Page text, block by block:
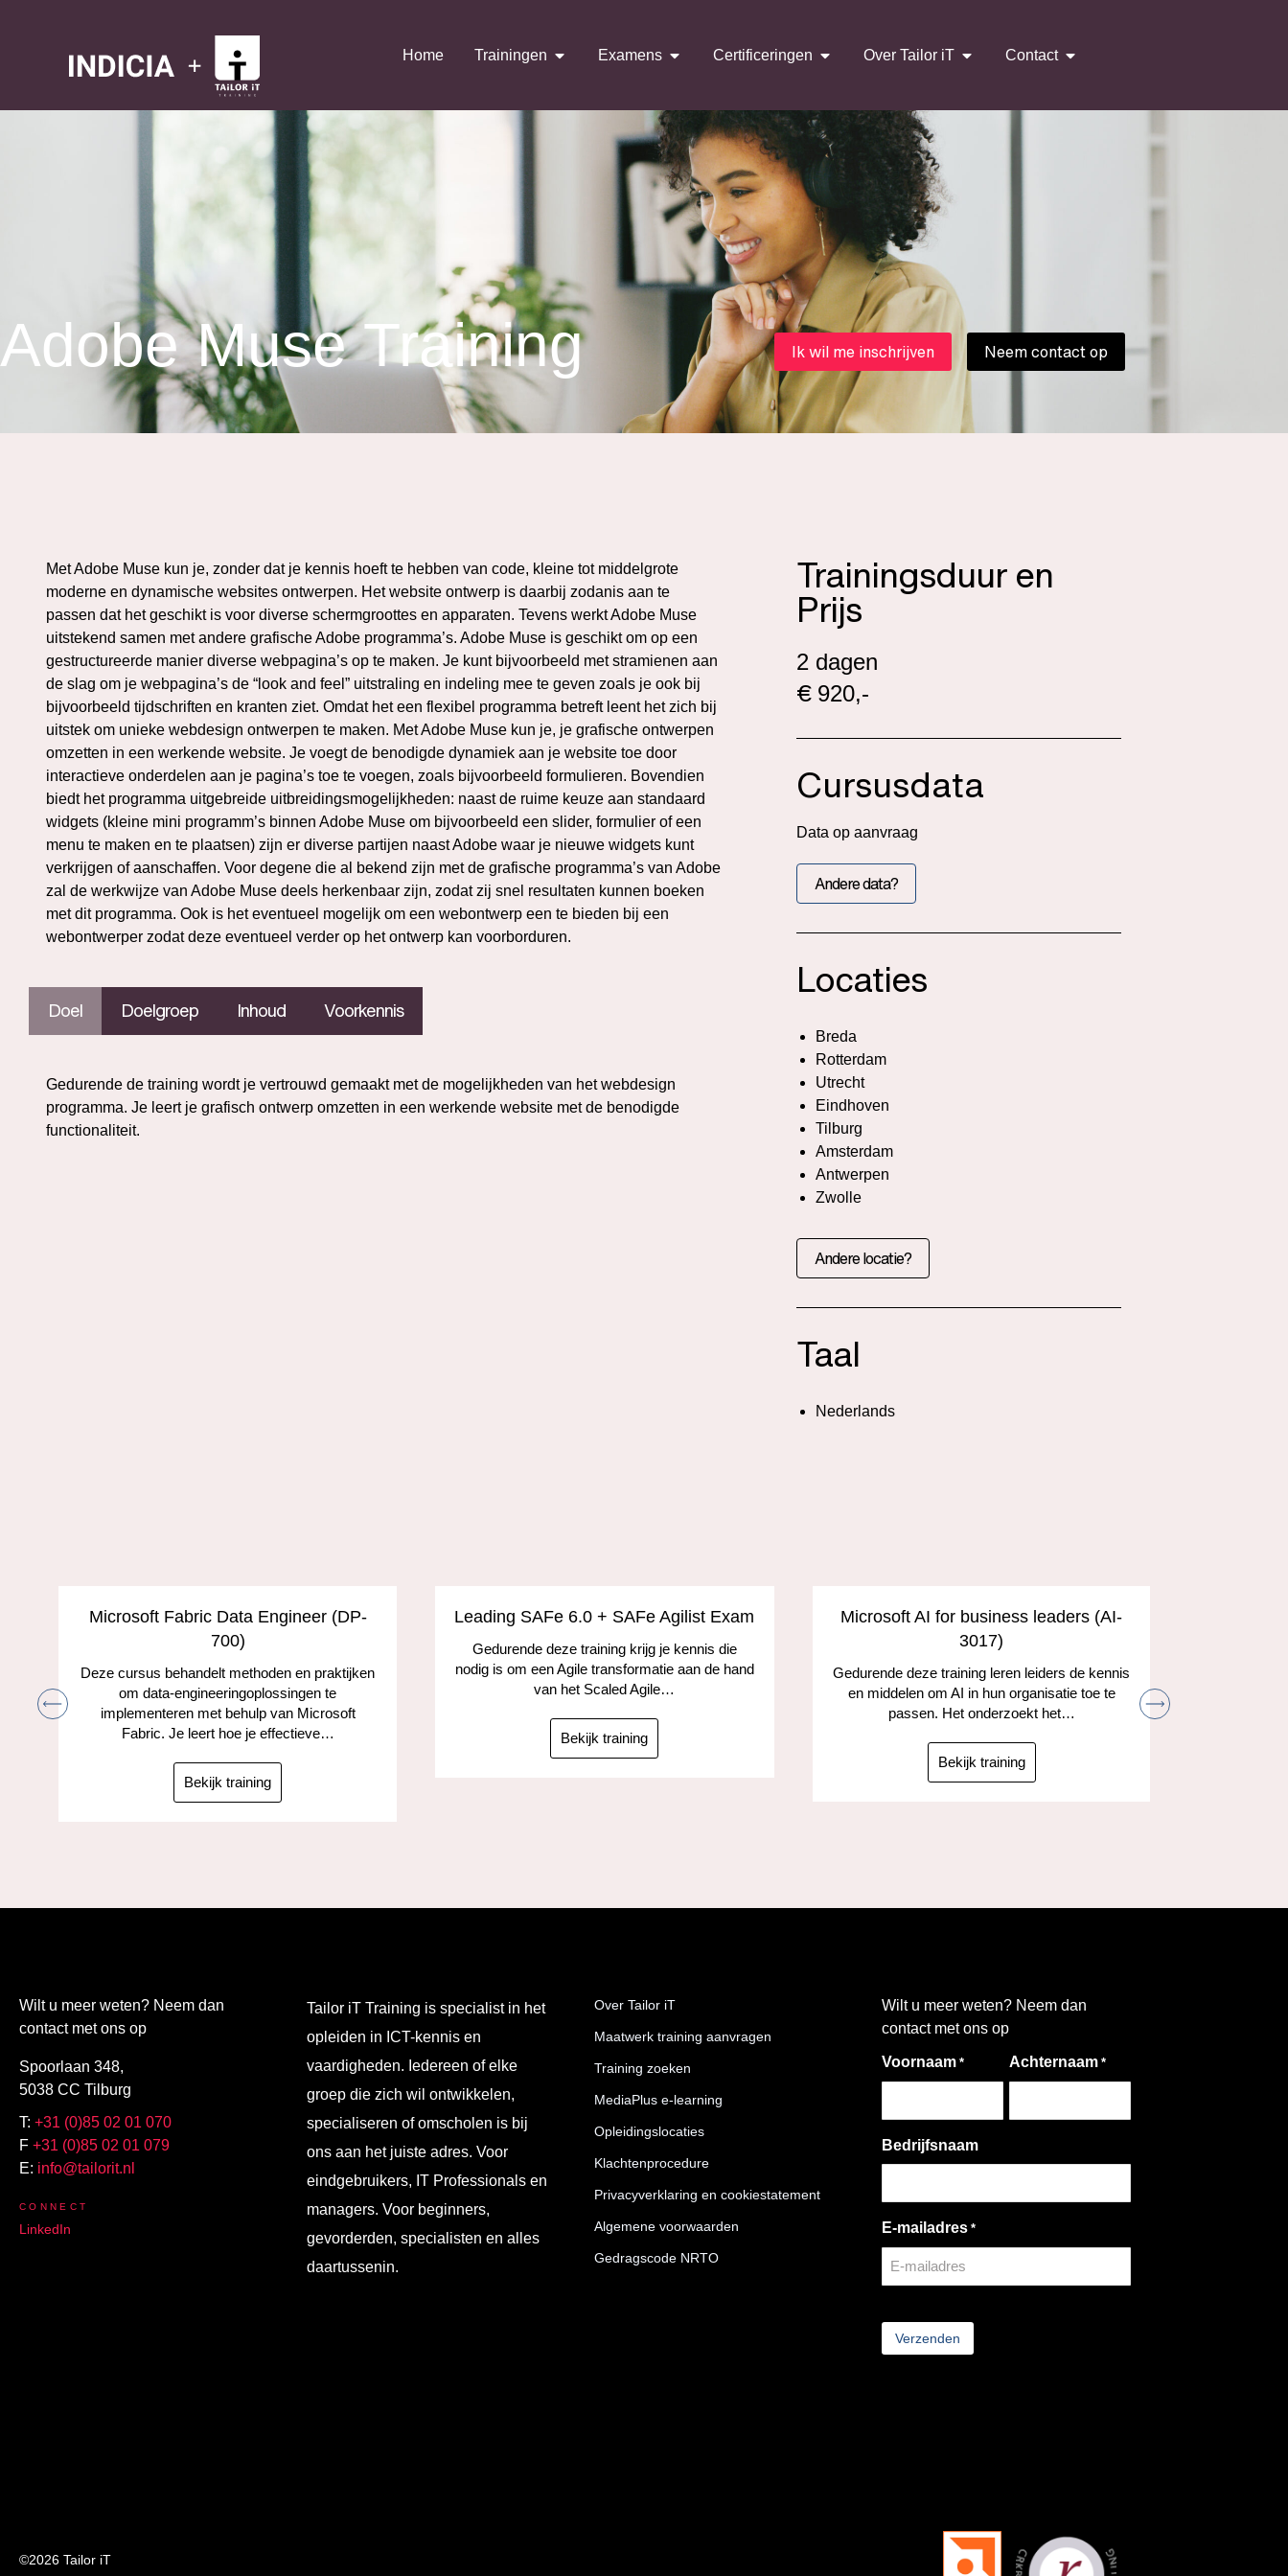
Home Trainingen Examens Certificeringen Over Tailor iT Contact
Adobe Muse Training Ik wil me inschrijven Neem contact op
Met Adobe Muse kun je, zonder dat je kennis hoeft te hebben van code, kleine tot middelgrote
moderne en dynamische websites ontwerpen. Het website ontwerp is daarbij zodanis aan te
passen dat het geschikt is voor diverse schermgroottes en apparaten. Tevens werkt Adobe Muse
uitstekend samen met andere grafische Adobe programma’s. Adobe Muse is geschikt om op een
gestructureerde manier diverse webpagina’s op te maken. Je kunt bijvoorbeeld met stramienen aan
de slag om je webpagina’s de “look and feel” uitstraling en indeling mee te geven zoals je ook bij
bijvoorbeeld tijdschriften en kranten ziet. Omdat het een flexibel programma betreft leent het zich bij
uitstek om unieke webdesign ontwerpen te maken. Met Adobe Muse kun je, je grafische ontwerpen
omzetten in een werkende website. Je voegt de benodigde dynamiek aan je website toe door
interactieve onderdelen aan je pagina’s toe te voegen, zoals bijvoorbeeld formulieren. Bovendien
biedt het programma uitgebreide uitbreidingsmogelijkheden: naast de ruime keuze aan standaard
widgets (kleine mini programm’s binnen Adobe Muse om bijvoorbeeld een slider, formulier of een
menu te maken en te plaatsen) zijn er diverse partijen naast Adobe waar je nieuwe widgets kunt
verkrijgen of aanschaffen. Voor degene die al bekend zijn met de grafische programma’s van Adobe
zal de werkwijze van Adobe Muse deels herkenbaar zijn, zodat zij snel resultaten kunnen boeken
met dit programma. Ook is het eventueel mogelijk om een webontwerp een te bieden bij een
webontwerper zodat deze eventueel verder op het ontwerp kan voorborduren.
Doel Doelgroep Inhoud Voorkennis
Gedurende de training wordt je vertrouwd gemaakt met de mogelijkheden van het webdesign
programma. Je leert je grafisch ontwerp omzetten in een werkende website met de benodigde
functionaliteit.
Trainingsduur en
Prijs
2 dagen
€ 920,-
Cursusdata
Data op aanvraag
Andere data?
Locaties
Breda
Rotterdam
Utrecht
Eindhoven
Tilburg
Amsterdam
Antwerpen
Zwolle
Andere locatie?
Taal
Nederlands
Microsoft Fabric Data Engineer (DP-
700)
Deze cursus behandelt methoden en praktijken
om data-engineeringoplossingen te
implementeren met behulp van Microsoft
Fabric. Je leert hoe je effectieve…
Bekijk training
Leading SAFe 6.0 + SAFe Agilist Exam
Gedurende deze training krijg je kennis die
nodig is om een Agile transformatie aan de hand
van het Scaled Agile…
Bekijk training
Microsoft AI for business leaders (AI-
3017)
Gedurende deze training leren leiders de kennis
en middelen om AI in hun organisatie toe te
passen. Het onderzoekt het…
Bekijk training
Wilt u meer weten? Neem dan
contact met ons op
Spoorlaan 348,
5038 CC Tilburg
T: +31 (0)85 02 01 070
F +31 (0)85 02 01 079
E: info@tailorit.nl
CONNECT
LinkedIn
Tailor iT Training is specialist in het
opleiden in ICT-kennis en
vaardigheden. Iedereen of elke
groep die zich wil ontwikkelen,
specialiseren of omscholen is bij
ons aan het juiste adres. Voor
eindgebruikers, IT Professionals en
managers. Voor beginners,
gevorderden, specialisten en alles
daartussenin.
Over Tailor iT
Maatwerk training aanvragen
Training zoeken
MediaPlus e-learning
Opleidingslocaties
Klachtenprocedure
Privacyverklaring en cookiestatement
Algemene voorwaarden
Gedragscode NRTO
Wilt u meer weten? Neem dan
contact met ons op
Voornaam * Achternaam *
Bedrijfsnaam
E-mailadres *
©2026 Tailor iT